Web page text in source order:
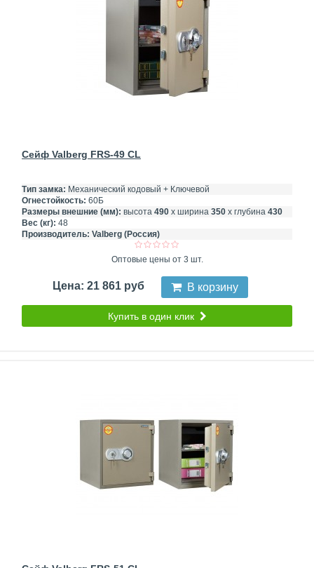
Сейф Valberg FRS-49 CL
Тип замка: Механический кодовый + Ключевой
Огнестойкость: 60Б
Размеры внешние (мм): высота 490 х ширина 350 х глубина 430
Вес (кг): 48
Производитель: Valberg (Россия)
Оптовые цены от 3 шт.
Цена: 21 861 руб В корзину
Купить в один клик